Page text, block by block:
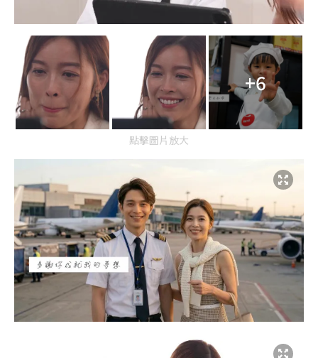
+6
點擊圖片放大